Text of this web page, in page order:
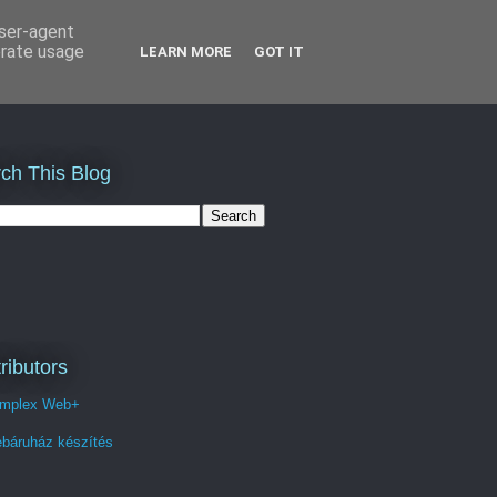
This Blog
Web+
készítés
agent
usage
LEARN MORE GOT IT